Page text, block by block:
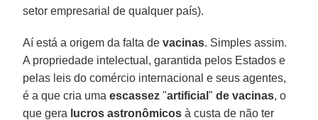
setor empresarial de qualquer país).
Aí está a origem da falta devacinas. Simples assim.
A propriedade intelectual, garantida pelos Estados e
pelas leis do comércio internacional e seus agentes,
é a que cria umaescassez "artificial"de vacinas, o
que gera lucros astronômicos à custa de não ter